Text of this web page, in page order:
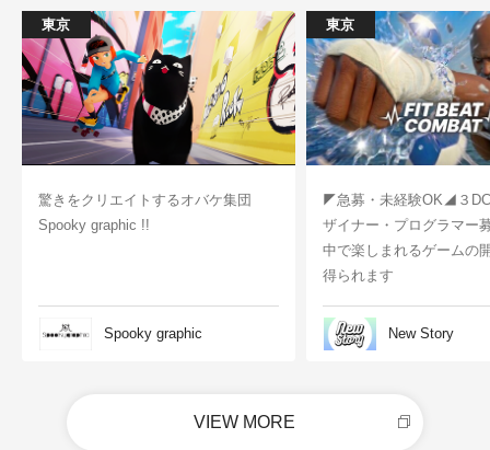
東京
驚きをクリエイトするオバケ集団
Spooky graphic !!
Spooky graphic
東京
◤急募・未経験OK◢３
ザイナー・プログラマー
中で楽しまれるゲームの
得られます
New Story
VIEW MORE